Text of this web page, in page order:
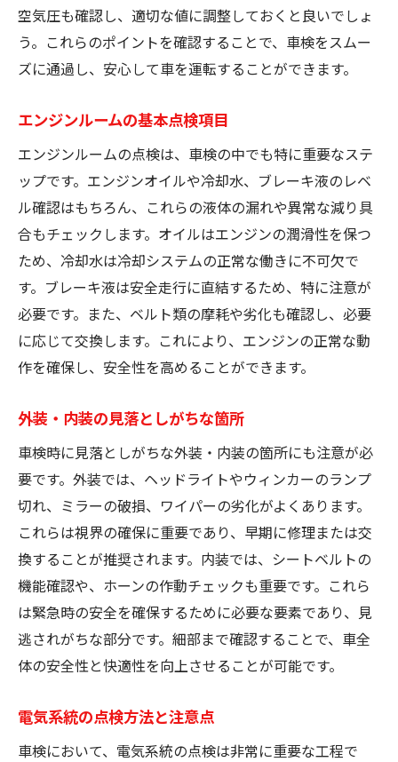
空気圧も確認し、適切な値に調整しておくと良いでしょ
う。これらのポイントを確認することで、車検をスムー
ズに通過し、安心して車を運転することができます。
エンジンルームの基本点検項目
エンジンルームの点検は、車検の中でも特に重要なステ
ップです。エンジンオイルや冷却水、ブレーキ液のレベ
ル確認はもちろん、これらの液体の漏れや異常な減り具
合もチェックします。オイルはエンジンの潤滑性を保つ
ため、冷却水は冷却システムの正常な働きに不可欠で
す。ブレーキ液は安全走行に直結するため、特に注意が
必要です。また、ベルト類の摩耗や劣化も確認し、必要
に応じて交換します。これにより、エンジンの正常な動
作を確保し、安全性を高めることができます。
外装・内装の見落としがちな箇所
車検時に見落としがちな外装・内装の箇所にも注意が必
要です。外装では、ヘッドライトやウィンカーのランプ
切れ、ミラーの破損、ワイパーの劣化がよくあります。
これらは視界の確保に重要であり、早期に修理または交
換することが推奨されます。内装では、シートベルトの
機能確認や、ホーンの作動チェックも重要です。これら
は緊急時の安全を確保するために必要な要素であり、見
逃されがちな部分です。細部まで確認することで、車全
体の安全性と快適性を向上させることが可能です。
電気系統の点検方法と注意点
車検において、電気系統の点検は非常に重要な工程で